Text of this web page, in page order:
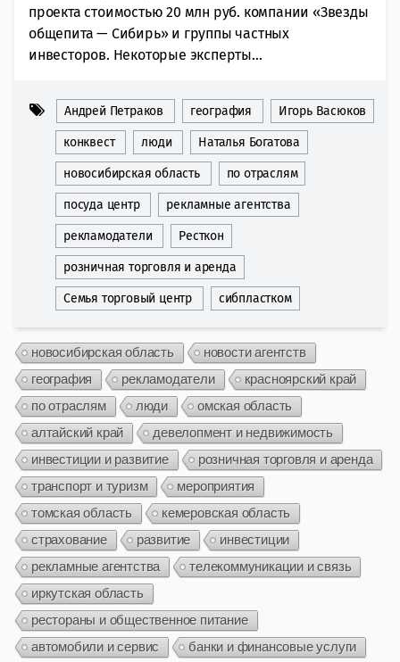
проекта стоимостью 20 млн руб. компании «Звезды
общепита — Сибирь» и группы частных
инвесторов. Некоторые эксперты...
Андрей Петраков география Игорь Васюков
конквест люди Наталья Богатова
новосибирская область по отраслям
посуда центр рекламные агентства
рекламодатели Ресткон
розничная торговля и аренда
Семья торговый центр сибпластком
новосибирская область
новости агентств
география
рекламодатели
красноярский край
по отраслям
люди
омская область
алтайский край
девелопмент и недвижимость
инвестиции и развитие
розничная торговля и аренда
транспорт и туризм
мероприятия
томская область
кемеровская область
страхование
развитие
инвестиции
рекламные агентства
телекоммуникации и связь
иркутская область
рестораны и общественное питание
автомобили и сервис
банки и финансовые услуги